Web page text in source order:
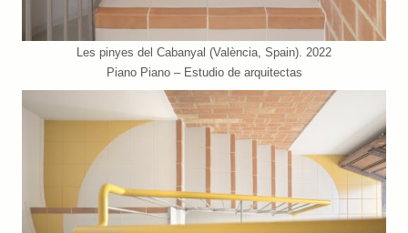
Les pinyes del Cabanyal (València, Spain). 2022
Piano Piano – Estudio de arquitectas